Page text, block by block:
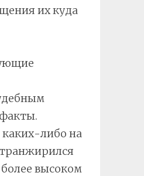
их куда
каких-либо на
высоком